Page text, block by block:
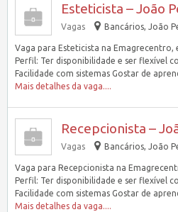
Esteticista – João
Vagas Bancários, João
Vaga para Esteticista na Emagrecentro,
Perfil: Ter disponibilidade e ser flexível
Facilidade com sistemas Gostar de
Mais detalhes da vaga....
Recepcionista –
Vagas Bancários, João
Vaga para Recepcionista na
Perfil: Ter disponibilidade e ser flexível
Facilidade com sistemas Gostar de
Mais detalhes da vaga....